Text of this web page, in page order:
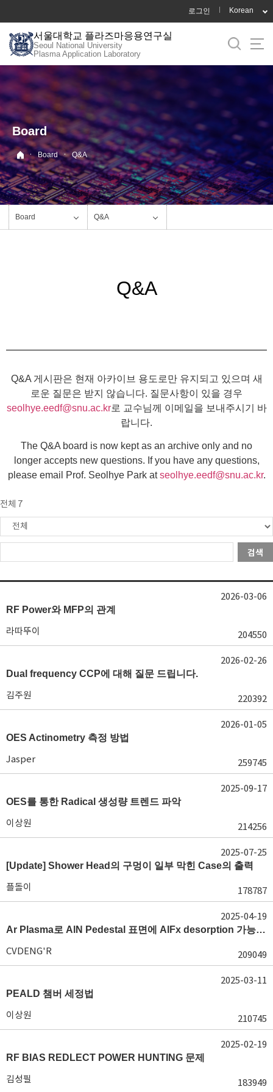
로
메
뉴
로그인 Korean
서울대학교 플라즈마응용연구실
Seoul National University
Plasma Application Laboratory
Board
· Board · Q&A
Board Q&A
Q&A
Q&A 게시판은 현재 아카이브 용도로만 유지되고 있으며 새
로운 질문은 받지 않습니다. 질문사항이 있을 경우
seolhye.eedf@snu.ac.kr로 교수님께 이메일을 보내주시기 바
랍니다.
The Q&A board is now kept as an archive only and no
longer accepts new questions. If you have any questions,
please email Prof. Seolhye Park atseolhye.eedf@snu.ac.kr.
전체 7
검색
RF Power와 MFP의 관계
라따뚜이 204550
2026-03-06
Dual frequency CCP에 대해 질문 드립니다.
김주원 220392
2026-02-26
OES Actinometry 측정 방법
Jasper 259745
2026-01-05
OES를 통한 Radical 생성량 트렌드 파악
이상원 214256
2025-09-17
[Update] Shower Head의 구멍이 일부 막힌 Case의 출력
플돌이 178787
2025-07-25
Ar Plasma로 AlN Pedestal 표면에 AlFx desorption 가능 여부가 궁금합니다.
CVDENG'R 209049
2025-04-19
PEALD 챔버 세정법
이상원 210745
2025-03-11
RF BIAS REDLECT POWER HUNTING 문제
김성필 183949
2025-02-19